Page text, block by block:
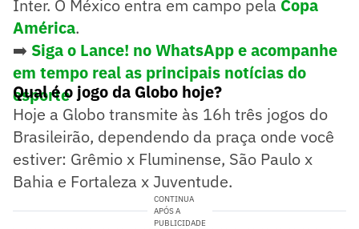
Inter. O México entra em campo pela Copa
América.
➡️ Siga o Lance! no WhatsApp e acompanhe
em tempo real as principais notícias do
esporte
Qual é o jogo da Globo hoje?
Hoje a Globo transmite às 16h três jogos do
Brasileirão, dependendo da praça onde você
estiver: Grêmio x Fluminense, São Paulo x
Bahia e Fortaleza x Juventude.
CONTINUA
APÓS A
PUBLICIDADE